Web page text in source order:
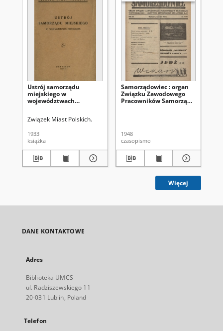
Ustrój samorządu
miejskiego w
województwach
Związek Miast Polskich.
1933
książka
Samorządowiec : organ
Związku Zawodowego
Pracowników Samorządu
1948
czasopismo
Więcej
DANE KONTAKTOWE
Adres
Biblioteka UMCS
ul. Radziszewskiego 11
20-031 Lublin, Poland
Telefon